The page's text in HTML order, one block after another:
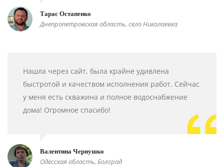
Тарас Остапенко
Днепропетровская область, село Николаевка
Нашла через сайт, была крайне удивлена
быстротой и качеством исполнения работ. Сейчас
у меня есть скважина и полное водоснабжение
дома! Огромное спасибо!
Валентина Чернушко
Одесская область, Болград